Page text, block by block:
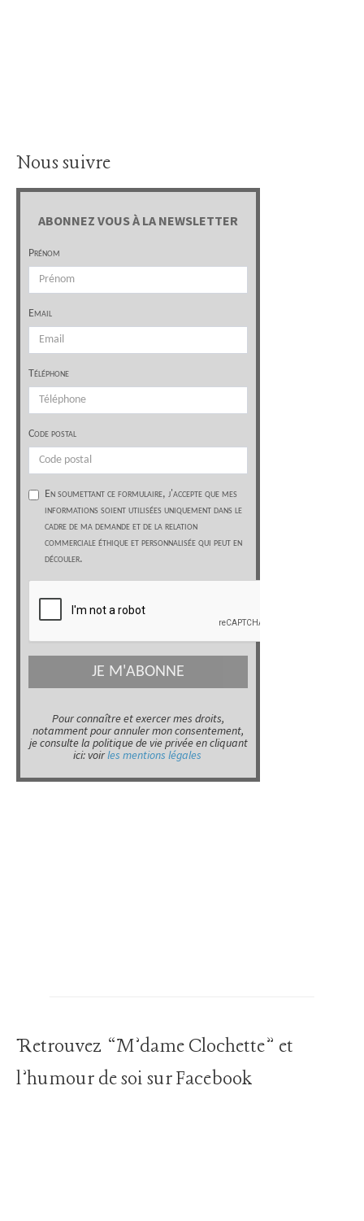
Nous suivre
Retrouvez “M’dame Clochette” et
l’humour de soi sur Facebook